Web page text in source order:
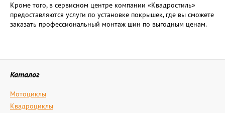
Кроме того, в сервисном центре компании «Квадростиль»
предоставляются услуги по установке покрышек, где вы сможете
заказать профессиональный монтаж шин по выгодным ценам.
Каталог
Мотоциклы
Квадроциклы